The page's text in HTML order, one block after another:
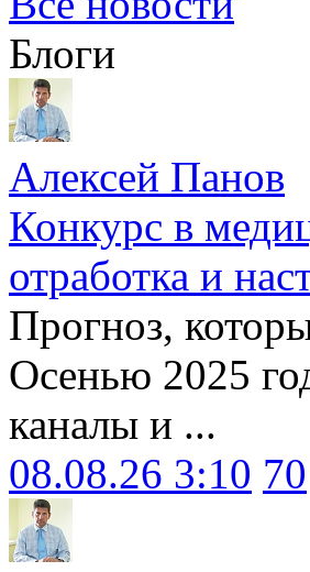
Блоги
Алексей Панов
Конкурс в
отработка и
Прогноз,
Осенью 2025
каналы и ...
08.08.26 3:10 70